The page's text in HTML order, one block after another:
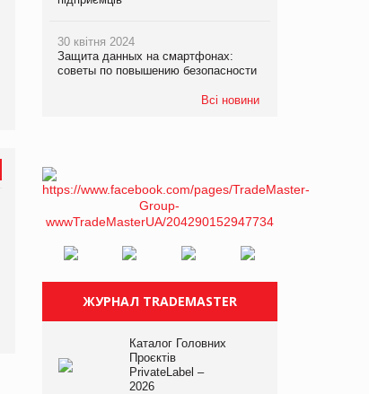
Bosch заявила про повне
знищення своєї продукції
на складі після російської
Смачна новинка для
хвостатих: у VARUS
з’явилися паучі Varto Paw
30 квітня 2024
Защита данных на смартфонах:
советы по повышению безопасности
Всі новини
ЖУРНАЛ TRADEMASTER
Каталог Головних
Проєктів
PrivateLabel –
2026